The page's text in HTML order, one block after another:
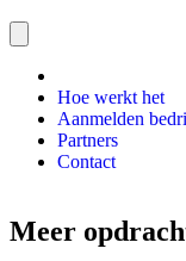
Hoe werkt het
Aanmelden
Partners
Contact
Meer